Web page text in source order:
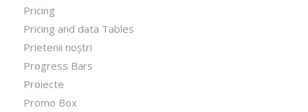
Pricing
Pricing and data Tables
Prietenii noștri
Progress Bars
Proiecte
Promo Box